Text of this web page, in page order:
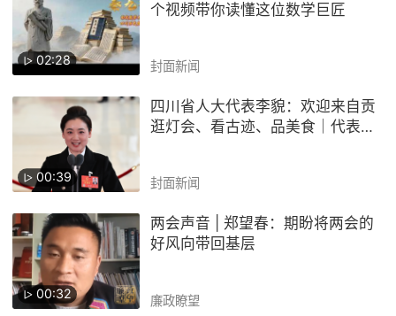
02:28
个视频带你读懂这位数学巨匠
封面新闻
00:39
四川省人大代表李貌：欢迎来自贡
逛灯会、看古迹、品美食｜代表通
封面新闻
00:32
两会声音 | 郑望春：期盼将两会的
好风向带回基层
廉政瞭望